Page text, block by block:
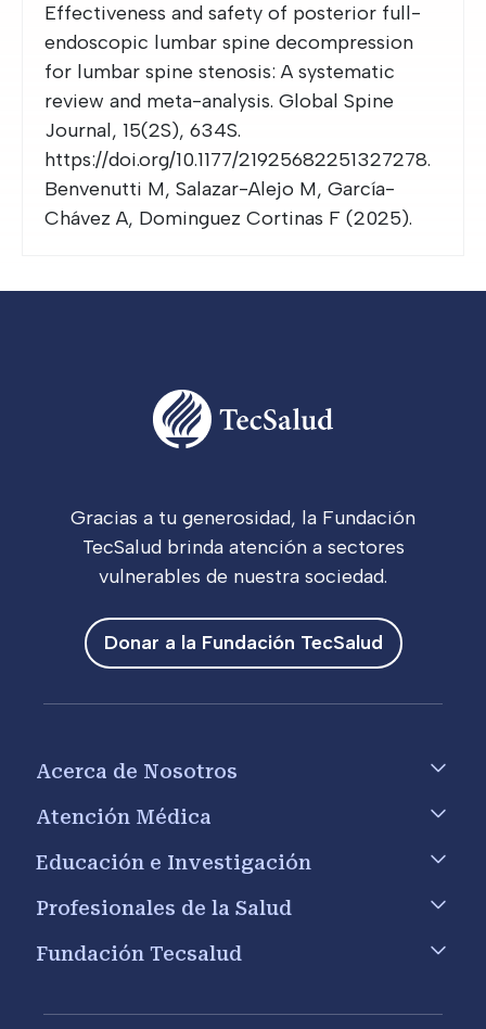
Effectiveness and safety of posterior full-
endoscopic lumbar spine decompression
for lumbar spine stenosis: A systematic
review and meta-analysis. Global Spine
Journal, 15(2S), 634S.
https://doi.org/10.1177/21925682251327278.
Benvenutti M, Salazar-Alejo M, García-
Chávez A, Dominguez Cortinas F (2025).
Gracias a tu generosidad, la Fundación
TecSalud brinda atención a sectores
vulnerables de nuestra sociedad.
Donar a la Fundación TecSalud
Acerca de Nosotros
Atención Médica
Educación e Investigación
Profesionales de la Salud
Fundación Tecsalud